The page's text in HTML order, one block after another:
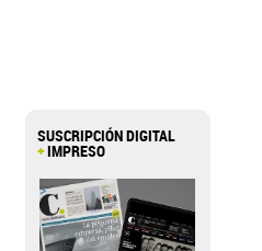
SUSCRIPCIÓN DIGITAL
+IMPRESO
>